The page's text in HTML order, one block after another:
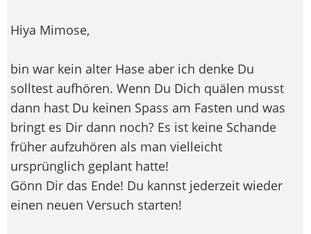
Hiya Mimose,
bin war kein alter Hase aber ich denke Du
solltest aufhören. Wenn Du Dich quälen musst
dann hast Du keinen Spass am Fasten und was
bringt es Dir dann noch? Es ist keine Schande
früher aufzuhören als man vielleicht
ursprünglich geplant hatte!
Gönn Dir das Ende! Du kannst jederzeit wieder
einen neuen Versuch starten!